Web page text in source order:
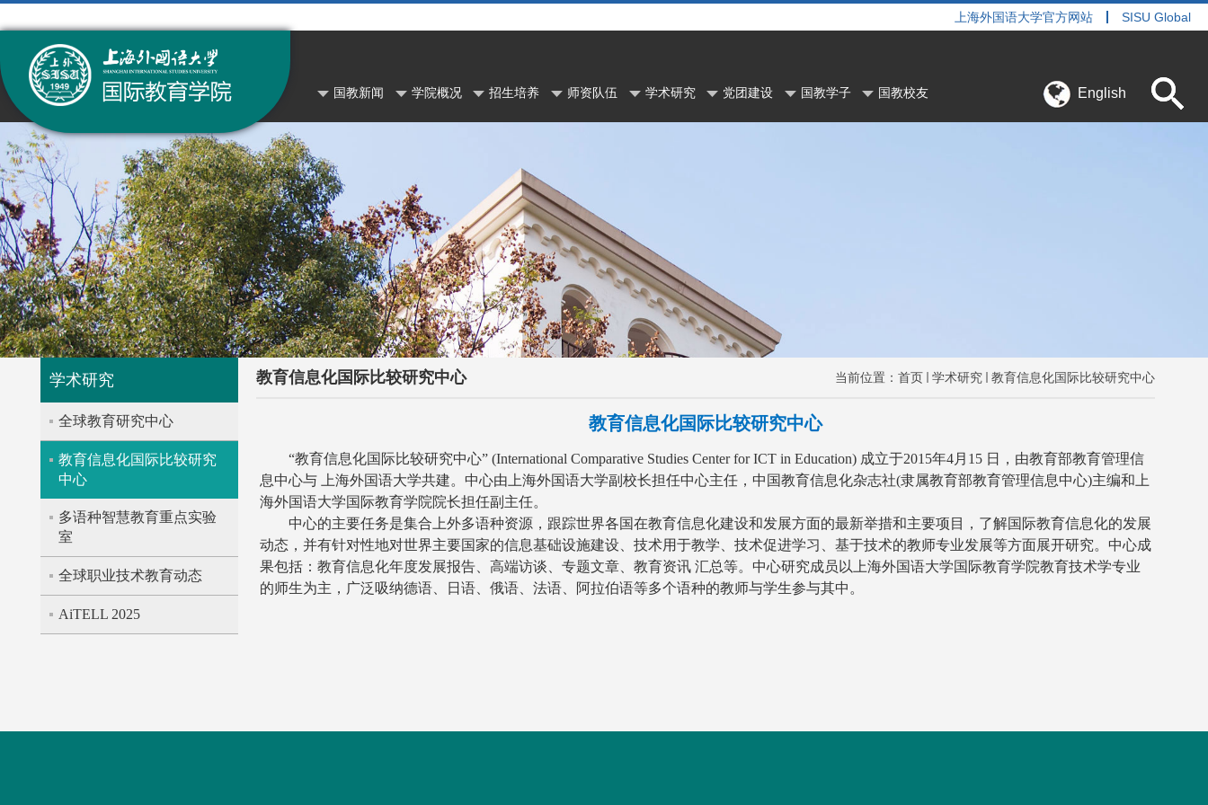
上海外国语大学官方网站 SISU Global
国教新闻 学院概况 招生培养 师资队伍 学术研究 党团建设 国教学子 国教校友 English
学术研究
全球教育研究中心
教育信息化国际比较研究
中心
多语种智慧教育重点实验
室
全球职业技术教育动态
AiTELL 2025
教育信息化国际比较研究中心 当前位置： 首页 学术研究 教育信息化国际比较研究中心
教育信息化国际比较研究中心
“教育信息化国际比较研究中心” (International Comparative Studies Center for ICT in Education) 成立于2015年4月15 日，由教育部教育管理信
息中心与 上海外国语大学共建。中心由上海外国语大学副校长担任中心主任，中国教育信息化杂志社(隶属教育部教育管理信息中心)主编和上
海外国语大学国际教育学院院长担任副主任。
中心的主要任务是集合上外多语种资源，跟踪世界各国在教育信息化建设和发展方面的最新举措和主要项目，了解国际教育信息化的发展
动态，并有针对性地对世界主要国家的信息基础设施建设、技术用于教学、技术促进学习、基于技术的教师专业发展等方面展开研究。中心成
果包括：教育信息化年度发展报告、高端访谈、专题文章、教育资讯 汇总等。中心研究成员以上海外国语大学国际教育学院教育技术学专业
的师生为主，广泛吸纳德语、日语、俄语、法语、阿拉伯语等多个语种的教师与学生参与其中。